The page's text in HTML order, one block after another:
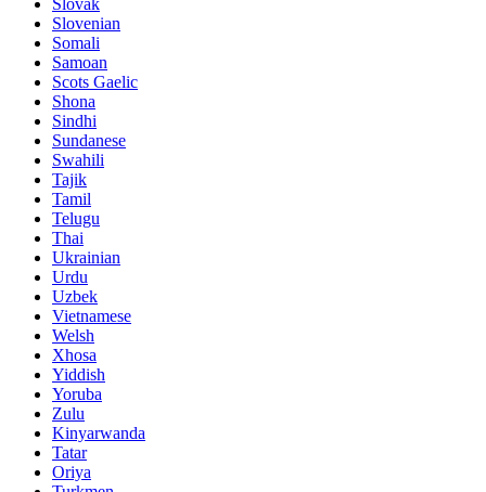
Slovak
Slovenian
Somali
Samoan
Scots Gaelic
Shona
Sindhi
Sundanese
Swahili
Tajik
Tamil
Telugu
Thai
Ukrainian
Urdu
Uzbek
Vietnamese
Welsh
Xhosa
Yiddish
Yoruba
Zulu
Kinyarwanda
Tatar
Oriya